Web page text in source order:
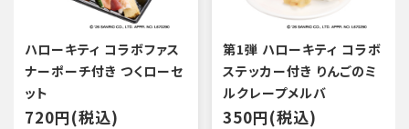
ハローキティ コラボファス
ナーポーチ付き つくローセ
ット
720円(税込)
第1弾 ハローキティ コラボ
ステッカー付き りんごのミ
ルクレープメルバ
350円(税込)